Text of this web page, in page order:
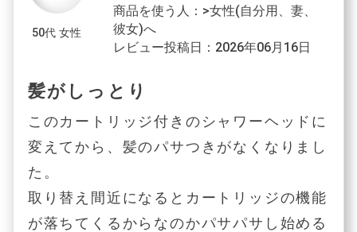
50代 女性
商品を使う人：>女性(自分用、妻、
彼女)へ
レビュー投稿日：2026年06月16日
髪がしっとり
このカートリッジ付きのシャワーヘッドに
変えてから、髪のパサつきがなくなりまし
た。
取り替え間近になるとカートリッジの機能
が落ちてくるからなのかパサパサし始める